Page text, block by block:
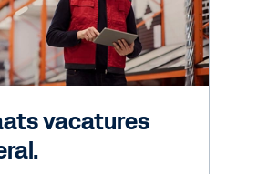
vacatures